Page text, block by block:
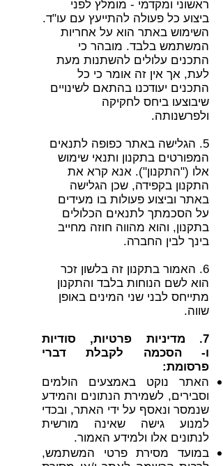
ראשוני ומקדמי - מומלץ לפני
ביצוע כל פעולה להתייעץ עם עו"ד.
השימוש באתר הוא על אחריות
המשתמש בלבד. מובהר כי
התכנים עלולים להשתנות מעת
לעת, אך אין זה אומר כי כל
התכנים יעודכנו בהתאם לשינויים
שיבוצעו ביחס לחקיקה
ולפרשנותה.
5.
הגלישה באתר כפופה לתנאים
המפורטים בתקנון ותנאי שימוש
אלו ("התקנון"). אנא קרא את
התקנון בקפידה, שכן הגלישה
באתר וביצוע פעולות בו מעידים
על הסכמתך לתנאים הכלולים
בתקנון, והוא מהווה חוזה מחייב
בינך לבין החברה.
6. האמור בתקנון זה בלשון זכר
הוא לשם הנוחות בלבד והתקנון
מתייחס לבני שני המינים באופן
שווה.
7.
מדיניות פרטיות, סודיות
ו-הסכמה לקבלת דברי
פרסומת:
האתר נוקט באמצעים הולמים
וסבירים, לשמירת הנתונים והמידע
שנמסר ונאסף על ידי האתר, ובכדי
למנוע גישה שאינה מורשית
לנתונים אלו ולמידע האמור.
במועד מסירת פרטי המשתמש,